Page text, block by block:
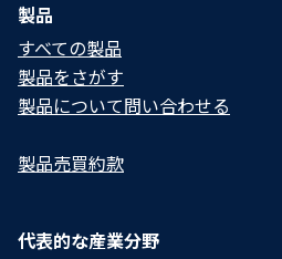
製品
すべての製品
製品をさがす
製品について問い合わせる​
製品売買約款
代表的な産業分野